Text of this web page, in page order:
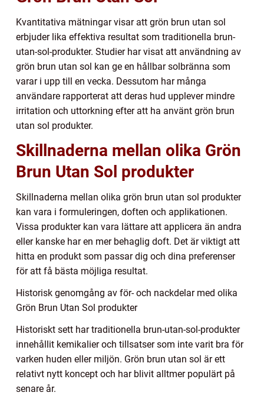
Kvantitativa mätningar visar att grön brun utan sol
erbjuder lika effektiva resultat som traditionella brun-
utan-sol-produkter. Studier har visat att användning av
grön brun utan sol kan ge en hållbar solbränna som
varar i upp till en vecka. Dessutom har många
användare rapporterat att deras hud upplever mindre
irritation och uttorkning efter att ha använt grön brun
utan sol produkter.
Skillnaderna mellan olika Grön
Brun Utan Sol produkter
Skillnaderna mellan olika grön brun utan sol produkter
kan vara i formuleringen, doften och applikationen.
Vissa produkter kan vara lättare att applicera än andra
eller kanske har en mer behaglig doft. Det är viktigt att
hitta en produkt som passar dig och dina preferenser
för att få bästa möjliga resultat.
Historisk genomgång av för- och nackdelar med olika
Grön Brun Utan Sol produkter
Historiskt sett har traditionella brun-utan-sol-produkter
innehållit kemikalier och tillsatser som inte varit bra för
varken huden eller miljön. Grön brun utan sol är ett
relativt nytt koncept och har blivit alltmer populärt på
senare år.